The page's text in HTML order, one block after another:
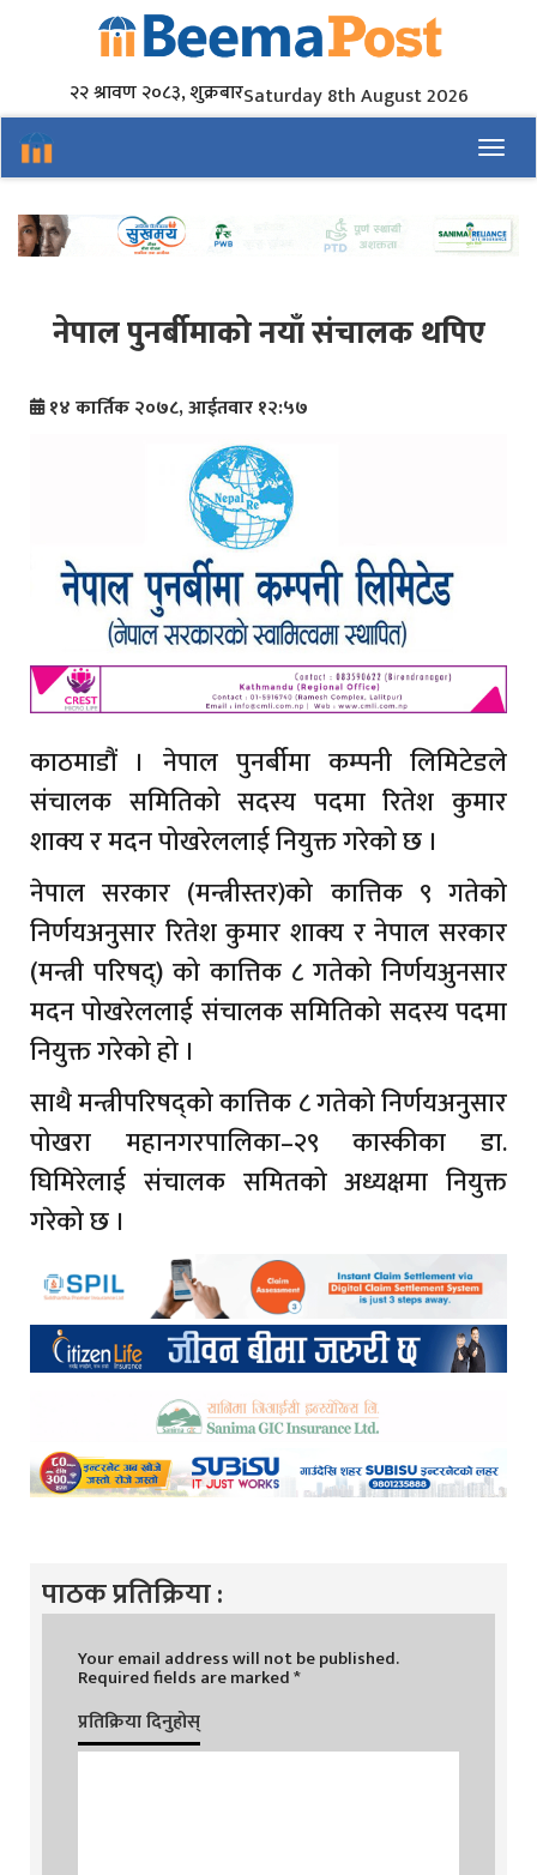
२२ श्रावण २०८३, शुक्रबारSaturday 8th August 2026
नेपाल पुनर्बीमाको नयाँ संचालक थपिए
१४ कार्तिक २०७८, आईतवार १२:५७
काठमाडौं । नेपाल पुनर्बीमा कम्पनी लिमिटेडले
संचालक समितिको सदस्य पदमा रितेश कुमार
शाक्य र मदन पोखरेललाई नियुक्त गरेको छ ।
नेपाल सरकार (मन्त्रीस्तर)को कात्तिक ९ गतेको
निर्णयअनुसार रितेश कुमार शाक्य र नेपाल सरकार
(मन्त्री परिषद्) को कात्तिक ८ गतेको निर्णयअुनसार
मदन पोखरेललाई संचालक समितिको सदस्य पदमा
नियुक्त गरेको हो ।
साथै मन्त्रीपरिषद्को कात्तिक ८ गतेको निर्णयअनुसार
पोखरा महानगरपालिका–२९ कास्कीका डा.
घिमिरेलाई संचालक समितको अध्यक्षमा नियुक्त
गरेको छ ।
पाठक प्रतिक्रिया :
Your email address will not be published.
Required fields are marked*
प्रतिक्रिया दिनुहोस्